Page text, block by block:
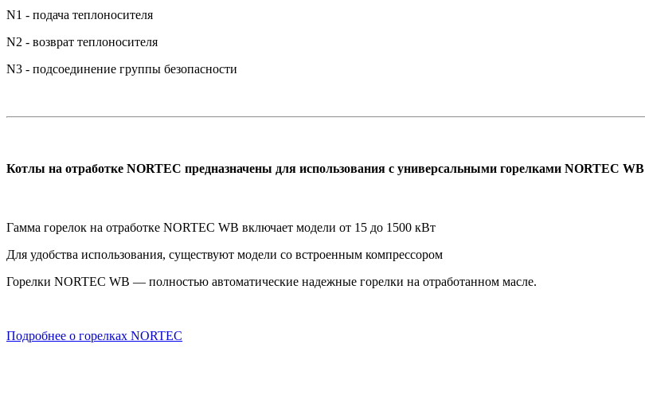
N1 - подача теплоносителя
N2 - возврат теплоносителя
N3 - подсоединение группы безопасности
Котлы на отработке NORTEC предназначены для использования с универсальными горелками NORTEC WB
Гамма горелок на отработке NORTEC WB включает модели от 15 до 1500 кВт
Для удобства использования, существуют модели со встроенным компрессором
Горелки NORTEC WB — полностью автоматические надежные горелки на отработанном масле.
Подробнее о горелках NORTEC